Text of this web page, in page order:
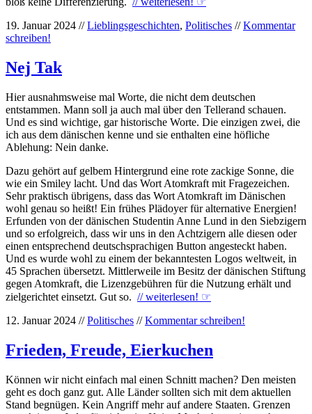
19. Januar 2024 //Lieblingsgeschichten, Politisches //Kommentar
schreiben!
Nej Tak
Hier ausnahmsweise mal Worte, die nicht dem deutschen
entstammen. Mann soll ja auch mal über den Tellerand schauen.
Und es sind wichtige, gar historische Worte. Die einzigen zwei, die
ich aus dem dänischen kenne und sie enthalten eine höfliche
Ablehung: Nein danke.
Dazu gehört auf gelbem Hintergrund eine rote zackige Sonne, die
wie ein Smiley lacht. Und das Wort Atomkraft mit Fragezeichen.
Sehr praktisch übrigens, dass das Wort Atomkraft im Dänischen
wohl genau so heißt! Ein frühes Plädoyer für alternative Energien!
Erfunden von der dänischen Studentin Anne Lund in den Siebzigern
und so erfolgreich, dass wir uns in den Achtzigern alle diesen oder
einen entsprechend deutschsprachigen Button angesteckt haben.
Und es wurde wohl zu einem der bekanntesten Logos weltweit, in
45 Sprachen übersetzt. Mittlerweile im Besitz der dänischen Stiftung
gegen Atomkraft, die Lizenzgebühren für die Nutzung erhält und
zielgerichtet einsetzt. Gut so. // weiterlesen! ☞
12. Januar 2024 //Politisches //Kommentar schreiben!
Frieden, Freude, Eierkuchen
Können wir nicht einfach mal einen Schnitt machen? Den meisten
geht es doch ganz gut. Alle Länder sollten sich mit dem aktuellen
Stand begnügen. Kein Angriff mehr auf andere Staaten. Grenzen